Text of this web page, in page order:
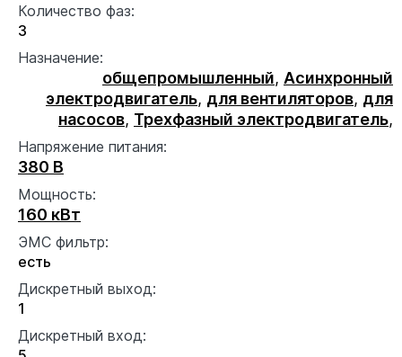
Количество фаз:
3
Назначение:
общепромышленный, Асинхронный
электродвигатель, для вентиляторов, для
насосов, Трехфазный электродвигатель,
Напряжение питания:
380 В
Мощность:
160 кВт
ЭМС фильтр:
есть
Дискретный выход:
1
Дискретный вход: